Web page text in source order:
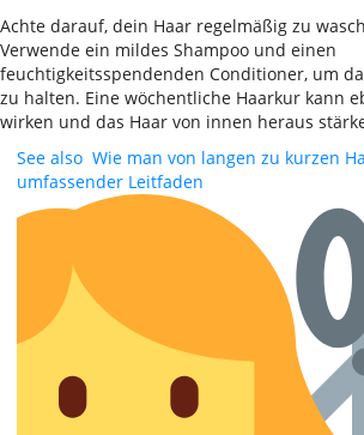
Achte darauf, dein Haar regelmäßig zu
Verwende ein mildes Shampoo und einen
feuchtigkeitsspendenden Conditioner, um
zu halten. Eine wöchentliche Haarkur kann
wirken und das Haar von innen heraus
See also Wie man von langen zu kurzen
umfassender Leitfaden